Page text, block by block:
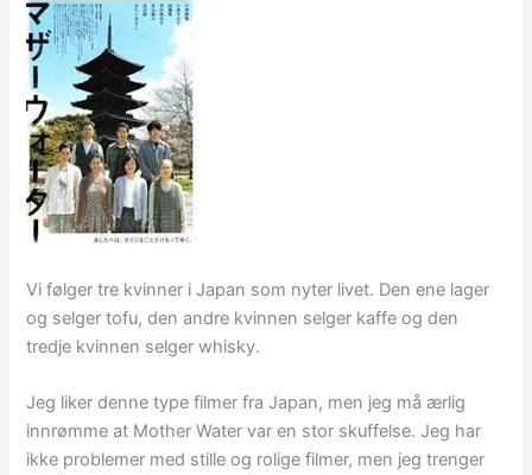
Vi følger tre kvinner i Japan som nyter livet. Den ene lager
og selger tofu, den andre kvinnen selger kaffe og den
tredje kvinnen selger whisky.
Jeg liker denne type filmer fra Japan, men jeg må ærlig
innrømme at Mother Water var en stor skuffelse. Jeg har
ikke problemer med stille og rolige filmer, men jeg trenger